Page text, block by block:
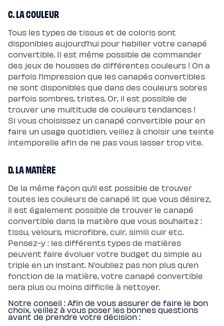
C. LA COULEUR
Tous les types de tissus et de coloris sont
disponibles aujourd’hui pour habiller votre canapé
convertible. Il est même possible de commander
des jeux de housses de différentes couleurs ! On a
parfois l’impression que les canapés convertibles
ne sont disponibles que dans des couleurs sobres
parfois sombres, tristes. Or, il est possible de
trouver une multitude de couleurs tendances !
Si vous choisissez un canapé convertible pour en
faire un usage quotidien, veillez à choisir une teinte
intemporelle afin de ne pas vous lasser trop vite.
D. LA MATIÈRE
De la même façon qu’il est possible de trouver
toutes les couleurs de canapé lit que vous désirez,
il est également possible de trouver le canapé
convertible dans la matière que vous souhaitez :
tissu, velours, microfibre, cuir, simili cuir etc.
Pensez-y : les différents types de matières
peuvent faire évoluer votre budget du simple au
triple en un instant. N’oubliez pas non plus qu’en
fonction de la matière, votre canapé convertible
sera plus ou moins difficile à nettoyer.
Notre conseil : Afin de vous assurer de faire le bon
choix, veillez à vous poser les bonnes questions
avant de prendre votre décision :